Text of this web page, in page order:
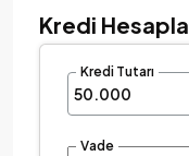
Kredi Hesapla
Kredi Tutarı
Vade